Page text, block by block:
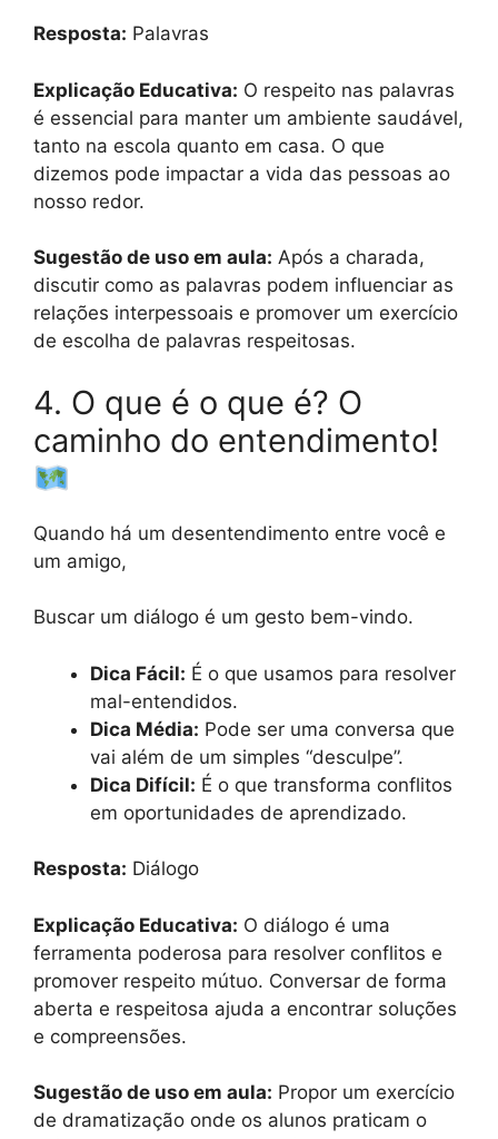
Resposta: Palavras
Explicação Educativa: O respeito nas palavras
é essencial para manter um ambiente saudável,
tanto na escola quanto em casa. O que
dizemos pode impactar a vida das pessoas ao
nosso redor.
Sugestão de uso em aula: Após a charada,
discutir como as palavras podem influenciar as
relações interpessoais e promover um exercício
de escolha de palavras respeitosas.
4. O que é o que é? O
caminho do entendimento!
Quando há um desentendimento entre você e
um amigo,
Buscar um diálogo é um gesto bem-vindo.
Dica Fácil: É o que usamos para resolver
mal-entendidos.
Dica Média: Pode ser uma conversa que
vai além de um simples “desculpe”.
Dica Difícil: É o que transforma conflitos
em oportunidades de aprendizado.
Resposta: Diálogo
Explicação Educativa: O diálogo é uma
ferramenta poderosa para resolver conflitos e
promover respeito mútuo. Conversar de forma
aberta e respeitosa ajuda a encontrar soluções
e compreensões.
Sugestão de uso em aula: Propor um exercício
de dramatização onde os alunos praticam o